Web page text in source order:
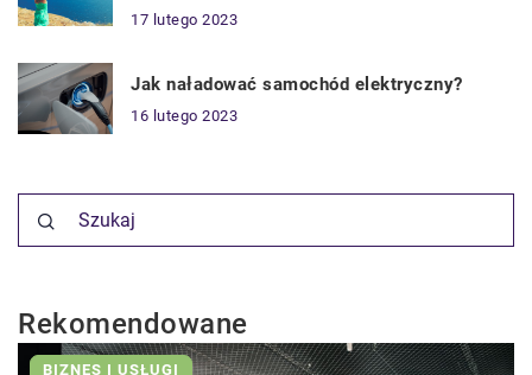
17 lutego 2023
Jak naładować samochód elektryczny?
16 lutego 2023
Rekomendowane
BIZNES I USŁUGI